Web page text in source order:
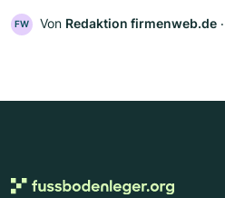
FW Von Redaktion firmenweb.de ‧